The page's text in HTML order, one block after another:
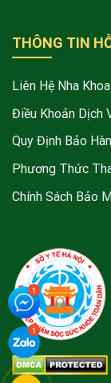
THÔNG TIN
Liên Hệ Nha Khoa
Điều Khoản Dịch
Quy Định Bảo
Phương Thức
Chính Sách Bảo